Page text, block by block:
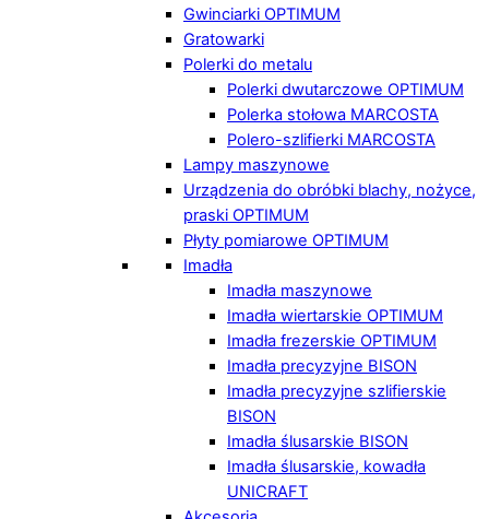
Gwinciarki OPTIMUM
Gratowarki
Polerki do metalu
Polerki dwutarczowe OPTIMUM
Polerka stołowa MARCOSTA
Polero-szlifierki MARCOSTA
Lampy maszynowe
Urządzenia do obróbki blachy, nożyce,
praski OPTIMUM
Płyty pomiarowe OPTIMUM
Imadła
Imadła maszynowe
Imadła wiertarskie OPTIMUM
Imadła frezerskie OPTIMUM
Imadła precyzyjne BISON
Imadła precyzyjne szlifierskie
BISON
Imadła ślusarskie BISON
Imadła ślusarskie, kowadła
UNICRAFT